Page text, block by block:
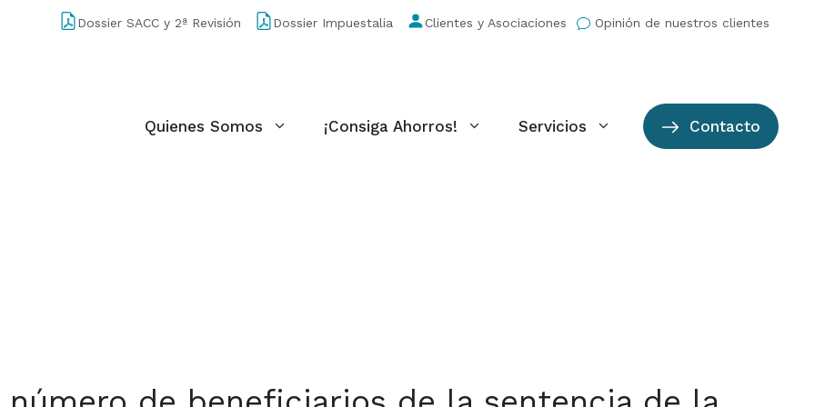
Dossier SACC y 2ª Revisión Dossier Impuestalia Clientes y Asociaciones Opinión de nuestros clientes
Quienes Somos ¡Consiga Ahorros! Servicios Contacto